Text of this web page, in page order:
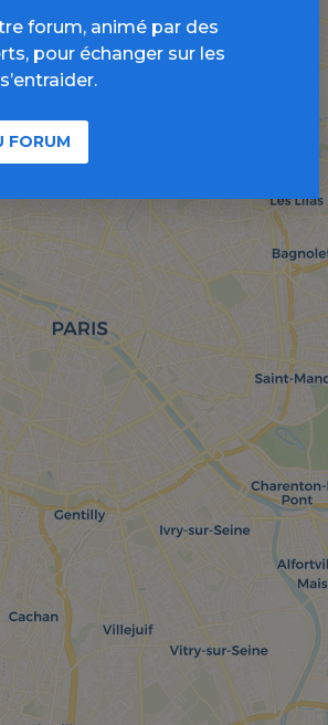
forum, animé par des
pour échanger sur les
FORUM